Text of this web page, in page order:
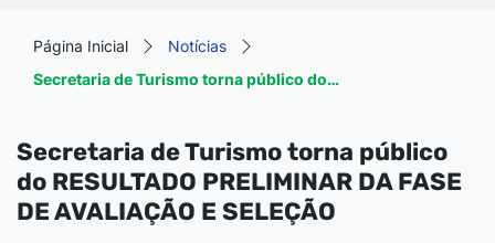
Página Inicial
Notícias
Secretaria de Turismo torna público do…
Secretaria de Turismo torna público
do RESULTADO PRELIMINAR DA FASE
DE AVALIAÇÃO E SELEÇÃO